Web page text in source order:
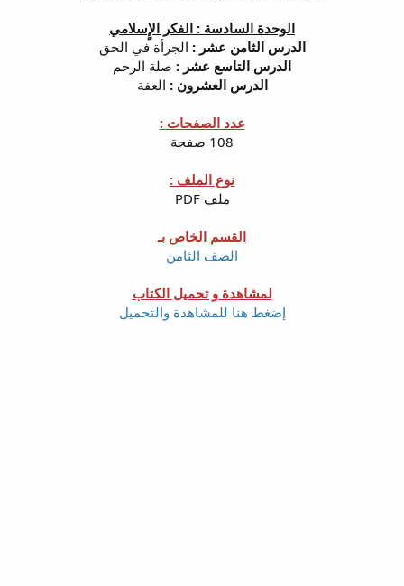
الوحدة السادسة : الفكر الإٍسلامي
الدرس الثامن عشر : الجرأة في الحق
الدرس التاسع عشر : صلة الرحم
الدرس العشرون : العفة
عدد الصفحات :
108 صفحة
نوع الملف :
ملف PDF
القسم الخاص بـ
الصف الثامن
لمشاهدة و تحميل الكتاب
إضغط هنا للمشاهدة والتحميل